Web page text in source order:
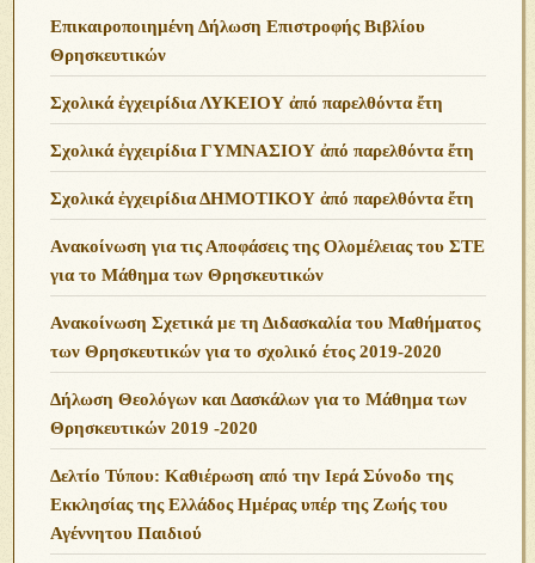
Επικαιροποιημένη Δήλωση Επιστροφής Βιβλίου
Θρησκευτικών
Σχολικά ἐγχειρίδια ΛΥΚΕΙΟΥ ἀπό παρελθόντα ἔτη
Σχολικά ἐγχειρίδια ΓΥΜΝΑΣΙΟΥ ἀπό παρελθόντα ἔτη
Σχολικά ἐγχειρίδια ΔΗΜΟΤΙΚΟΥ ἀπό παρελθόντα ἔτη
Ανακοίνωση για τις Αποφάσεις της Ολομέλειας του ΣΤΕ
για το Μάθημα των Θρησκευτικών
Ανακοίνωση Σχετικά με τη Διδασκαλία του Μαθήματος
των Θρησκευτικών για το σχολικό έτος 2019-2020
Δήλωση Θεολόγων και Δασκάλων για το Μάθημα των
Θρησκευτικών 2019 -2020
Δελτίο Τύπου: Καθιέρωση από την Ιερά Σύνοδο της
Εκκλησίας της Ελλάδος Ημέρας υπέρ της Ζωής του
Αγέννητου Παιδιού